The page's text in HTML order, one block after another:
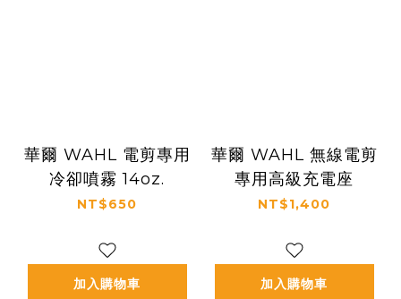
華爾 WAHL 電剪專用
冷卻噴霧 14oz.
NT$650
加入購物車
華爾 WAHL 無線電剪
專用高級充電座
NT$1,400
加入購物車